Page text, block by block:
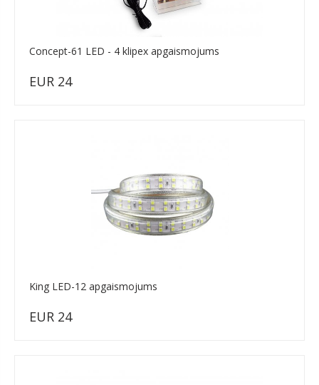
Concept-61 LED - 4 klipex apgaismojums
EUR 24
King LED-12 apgaismojums
EUR 24